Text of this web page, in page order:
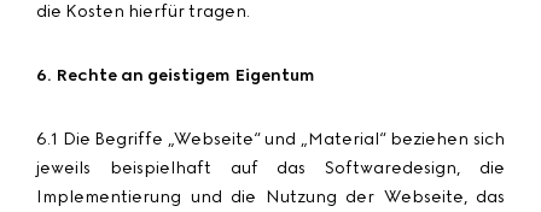
die Kosten hierfür tragen.
6. Rechte an geistigem Eigentum
6.1 Die Begriffe „Webseite“ und „Material“ beziehen sich
jeweils beispielhaft auf das Softwaredesign, die
Implementierung und die Nutzung der Webseite, das